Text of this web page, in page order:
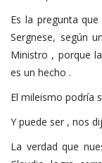
Es la pregunta
Sergnese, según
Ministro , porque
es un hecho .
El mileismo podría
Y puede ser , nos
La verdad que